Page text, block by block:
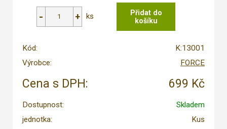
ks
Kód:
K:13001
Výrobce:
FORCE
Cena s DPH: 699 Kč
Dostupnost:
Skladem
jednotka:
Kus